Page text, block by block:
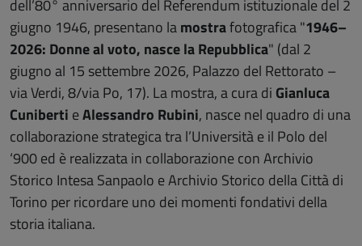
dell’80° anniversario del Referendum istituzionale del 2
giugno 1946, presentano lamostrafotografica "1946–
2026: Donne al voto, nasce la Repubblica" (dal 2
giugno al 15 settembre 2026, Palazzo del Rettorato –
via Verdi, 8/via Po, 17). La mostra, a cura di Gianluca
Cuniberti eAlessandro Rubini, nasce nel quadro di una
collaborazione strategica tra l’Università e il Polo del
‘900 ed è realizzata in collaborazione con Archivio
Storico Intesa Sanpaolo e Archivio Storico della Città di
Torino per ricordare uno dei momenti fondativi della
storia italiana.